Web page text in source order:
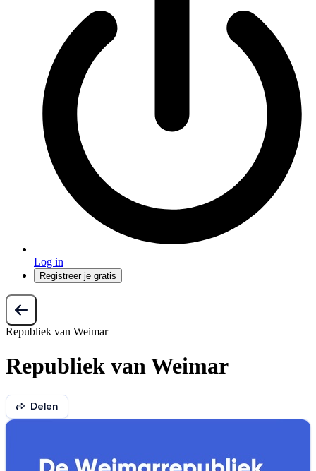
Log in
Registreer je gratis
Republiek van Weimar
Republiek van Weimar
Delen